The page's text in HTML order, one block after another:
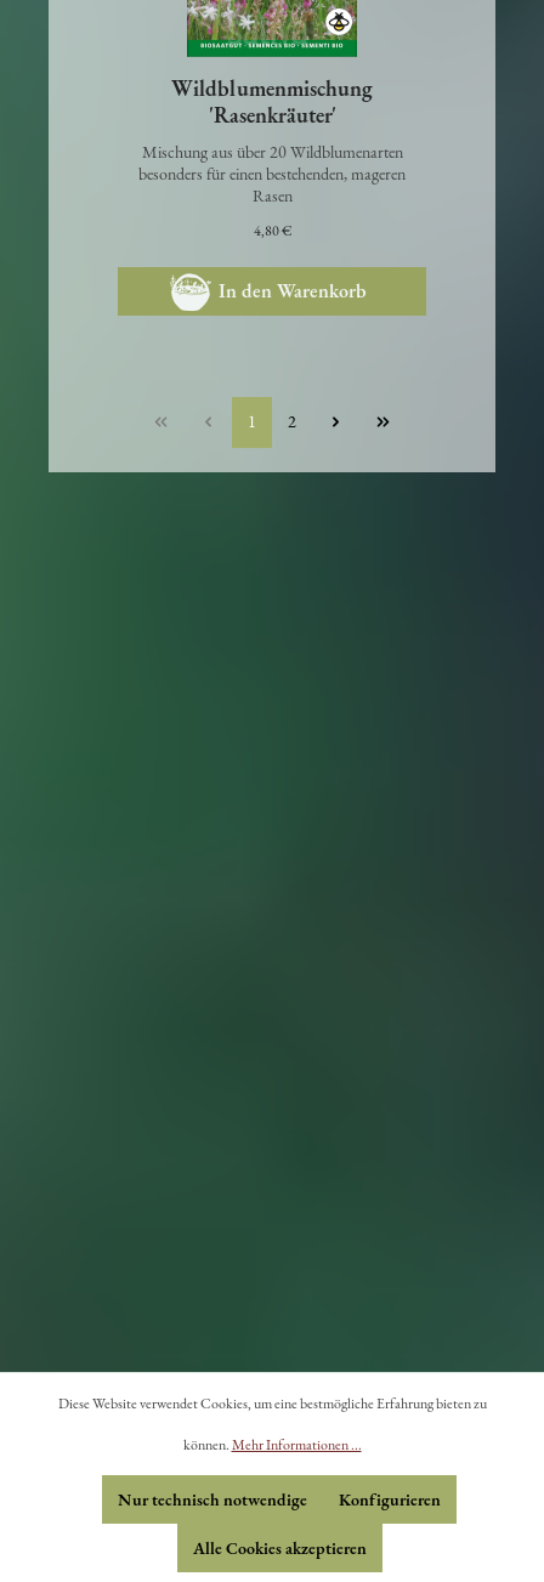
Wildblumenmischung
'Rasenkräuter'
Mischung aus über 20 Wildblumenarten
besonders für einen bestehenden, mageren
Rasen
4,80 €
In den Warenkorb
1
Diese Website verwendet Cookies, um eine bestmögliche Erfahrung bieten zu
können.Mehr Informationen ...
Nur technisch notwendige Konfigurieren
Alle Cookies akzeptieren